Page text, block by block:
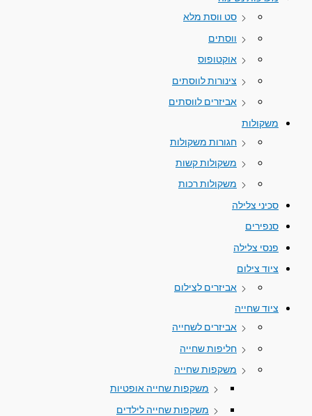
סט ווסת מלא
ווסתים
אוקטופוס
צינורות לווסתים
אביזרים לווסתים
משקולות
חגורות משקולות
משקולות קשות
משקולות רכות
סכיני צלילה
סנפירים
פנסי צלילה
ציוד צילום
אביזרים לצילום
ציוד שחייה
אביזרים לשחייה
חליפות שחייה
משקפות שחייה
משקפות שחייה אופטיות
משקפות שחייה לילדים